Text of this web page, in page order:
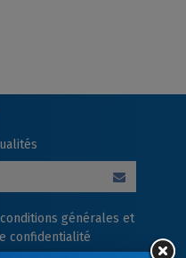
générales et
confidentialité